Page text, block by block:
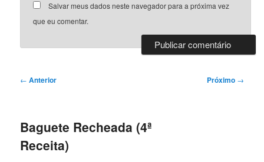
Salvar meus dados neste navegador para a próxima vez
que eu comentar.
Navegação
← Anterior Próximo →
Baguete Recheada (4ª
Receita)